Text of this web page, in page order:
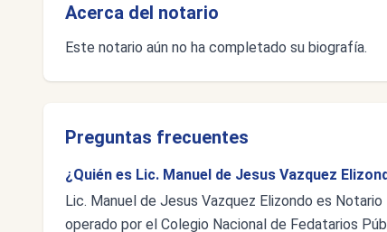
Acerca del notario
Este notario aún no ha completado su biografía.
Preguntas frecuentes
¿Quién es Lic. Manuel de Jesus Vazquez
Lic. Manuel de Jesus Vazquez Elizondo es
operado por el Colegio Nacional de Fedatarios